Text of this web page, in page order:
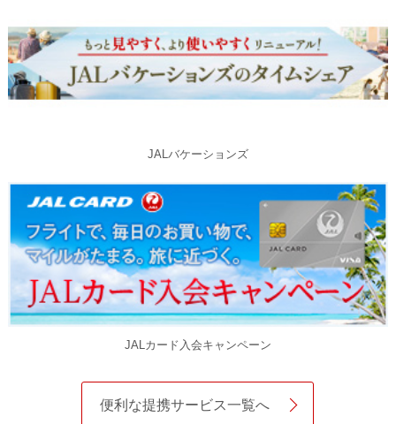
JALバケーションズ
JALカード入会キャンペーン
便利な提携サービス一覧へ